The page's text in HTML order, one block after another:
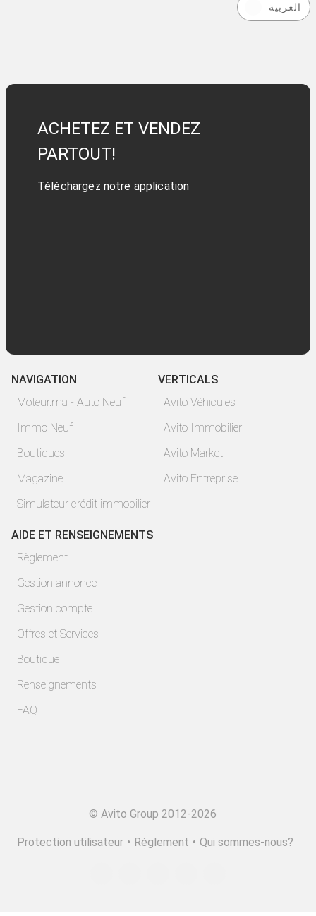
العربية
ACHETEZ ET VENDEZ
PARTOUT!
Téléchargez notre application
NAVIGATION
Moteur.ma - Auto Neuf
Immo Neuf
Boutiques
Magazine
Simulateur crédit immobilier
VERTICALS
Avito Véhicules
Avito Immobilier
Avito Market
Avito Entreprise
AIDE ET RENSEIGNEMENTS
Règlement
Gestion annonce
Gestion compte
Offres et Services
Boutique
Renseignements
FAQ
© Avito Group 2012-2026
Protection utilisateur • Réglement • Qui sommes-nous?